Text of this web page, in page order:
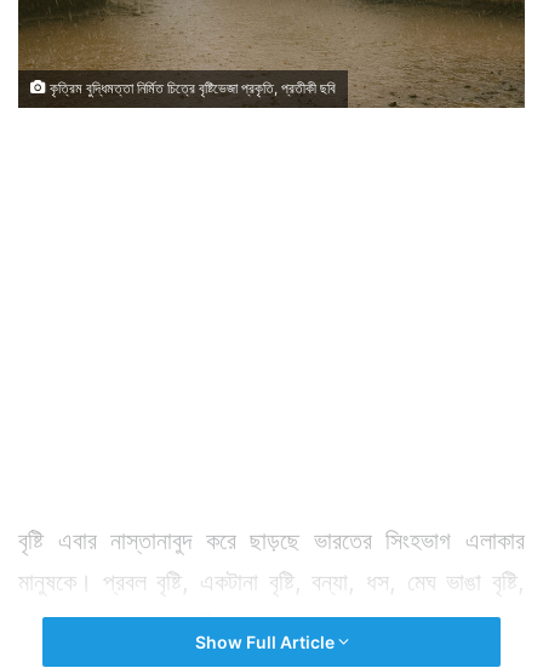
কৃত্রিম বুদ্ধিমত্তা নির্মিত চিত্রে বৃষ্টিভেজা প্রকৃতি, প্রতীকী ছবি
বৃষ্টি এবার নাস্তানাবুদ করে ছাড়ছে ভারতের সিংহভাগ এলাকার
মানুষকে। প্রবল বৃষ্টি, একটানা বৃষ্টি, বন্যা, ধস, মেঘ ভাঙা বৃষ্টি,
খবর হয়েই চলেছে। হিমাচল প্রদেশ, উত্তরাখণ্ড এবং জম্মু
Show Full Article